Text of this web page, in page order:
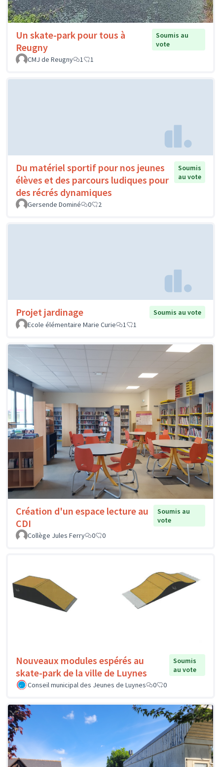
Un skate-park pour tous à
Reugny
Soumis au
vote
CMJ de Reugny
1 1
Du matériel sportif pour nos jeunes
élèves et des parcours ludiques pour
des récrés dynamiques
Soumis
au vote
Gersende Dominé 0 2
Projet jardinage
Soumis au vote
Ecole élémentaire Marie Curie
1 1
Création d'un espace lecture au
CDI
Soumis au
vote
Collège Jules Ferry
0 0
Nouveaux modules espérés au
skate-park de la ville de Luynes
Soumis
au vote
Conseil municipal des Jeunes de Luynes
0 0